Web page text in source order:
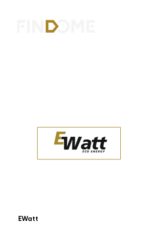
EWatt